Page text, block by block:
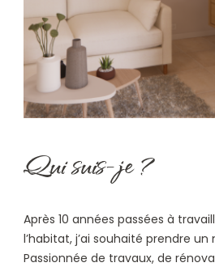
Qui suis-je ?
Après 10 années passées à
l’habitat, j’ai souhaité prendre
Passionnée de travaux, de